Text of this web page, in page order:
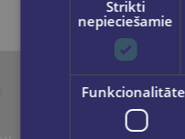
Strikti
nepieciešamie